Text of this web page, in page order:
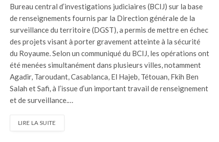
Bureau central d’investigations judiciaires (BCIJ) sur la base
de renseignements fournis par la Direction générale de la
surveillance du territoire (DGST), a permis de mettre en échec
des projets visant à porter gravement atteinte à la sécurité
du Royaume. Selon un communiqué du BCIJ, les opérations ont
été menées simultanément dans plusieurs villes, notamment
Agadir, Taroudant, Casablanca, El Hajeb, Tétouan, Fkih Ben
Salah et Safi, à l’issue d’un important travail de renseignement
et de surveillance.…
LIRE LA SUITE